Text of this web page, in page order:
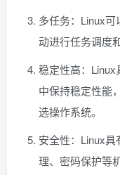
多任务：Linux
动进行任务调度
稳定性高：
中保持稳定性能
选操作系统。
安全性：Linux
理、密码保护等